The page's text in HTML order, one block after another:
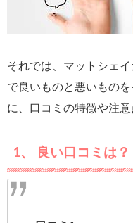
それでは、マットシェ
で良いものと悪いもの
に、口コミの特徴や注意
1、 良い口コミは？